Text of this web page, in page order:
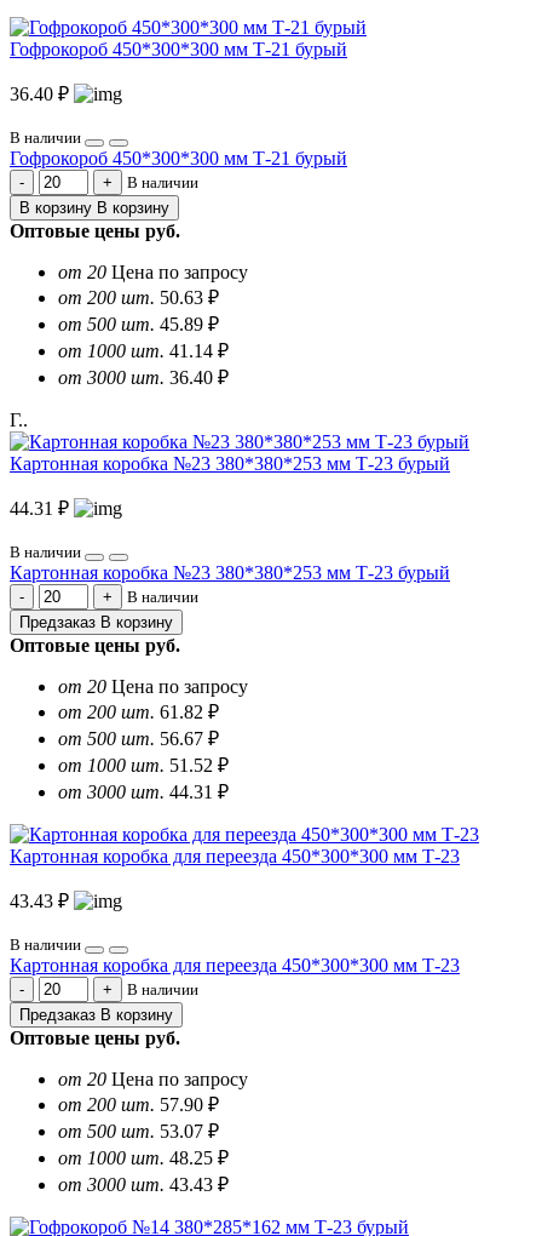
Гофрокороб 450*300*300 мм Т-21 бурый
36.40 ₽
В наличии
Гофрокороб 450*300*300 мм Т-21 бурый
В наличии
В корзину В корзину
Оптовые цены руб.
от 20 Цена по запросу
от 200 шт. 50.63 ₽
от 500 шт. 45.89 ₽
от 1000 шт. 41.14 ₽
от 3000 шт. 36.40 ₽
Г..
Картонная коробка №23 380*380*253 мм Т-23 бурый
44.31 ₽
В наличии
Картонная коробка №23 380*380*253 мм Т-23 бурый
В наличии
Предзаказ В корзину
Оптовые цены руб.
от 20 Цена по запросу
от 200 шт. 61.82 ₽
от 500 шт. 56.67 ₽
от 1000 шт. 51.52 ₽
от 3000 шт. 44.31 ₽
Картонная коробка для переезда 450*300*300 мм Т-23
43.43 ₽
В наличии
Картонная коробка для переезда 450*300*300 мм Т-23
В наличии
Предзаказ В корзину
Оптовые цены руб.
от 20 Цена по запросу
от 200 шт. 57.90 ₽
от 500 шт. 53.07 ₽
от 1000 шт. 48.25 ₽
от 3000 шт. 43.43 ₽